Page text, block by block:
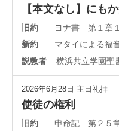
【本文なし】にも
旧約
ヨナ書 第１章
新約
マタイによる福
説教者
横浜共立学園
2026年6月28日 主日礼拝
使徒の権利
旧約
申命記 第２５